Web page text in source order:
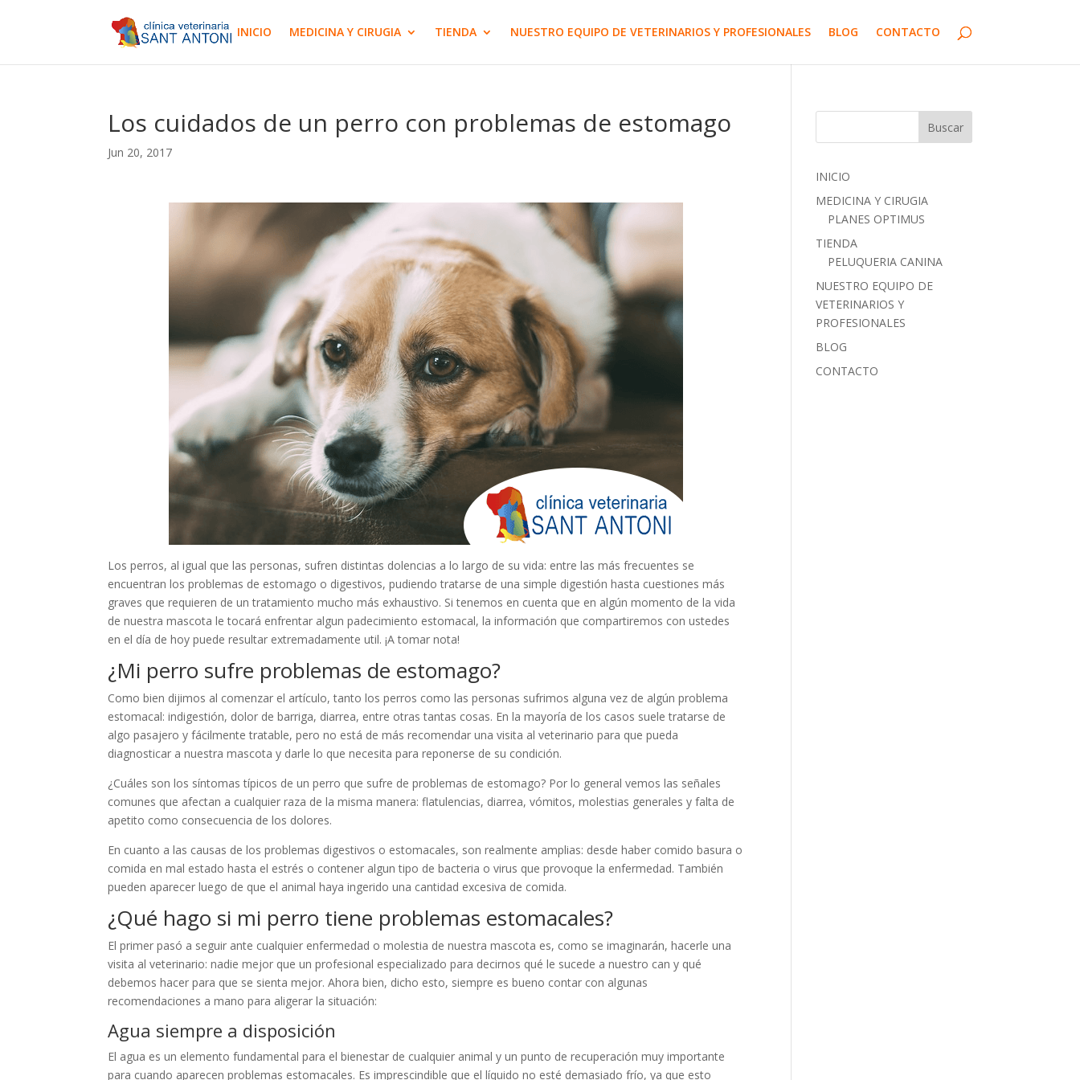
INICIO MEDICINA Y CIRUGIA TIENDA NUESTRO EQUIPO DE VETERINARIOS Y PROFESIONALES BLOG CONTACTO
Los cuidados de un perro con problemas de estomago
Jun 20, 2017
Los perros, al igual que las personas, sufren distintas dolencias a lo largo de su vida: entre las más frecuentes se
encuentran los problemas de estomago o digestivos, pudiendo tratarse de una simple digestión hasta cuestiones más
graves que requieren de un tratamiento mucho más exhaustivo. Si tenemos en cuenta que en algún momento de la vida
de nuestra mascota le tocará enfrentar algun padecimiento estomacal, la información que compartiremos con ustedes
en el día de hoy puede resultar extremadamente util. ¡A tomar nota!
¿Mi perro sufre problemas de estomago?
Como bien dijimos al comenzar el artículo, tanto los perros como las personas sufrimos alguna vez de algún problema
estomacal: indigestión, dolor de barriga, diarrea, entre otras tantas cosas. En la mayoría de los casos suele tratarse de
algo pasajero y fácilmente tratable, pero no está de más recomendar una visita al veterinario para que pueda
diagnosticar a nuestra mascota y darle lo que necesita para reponerse de su condición.
¿Cuáles son los síntomas típicos de un perro que sufre de problemas de estomago? Por lo general vemos las señales
comunes que afectan a cualquier raza de la misma manera: flatulencias, diarrea, vómitos, molestias generales y falta de
apetito como consecuencia de los dolores.
En cuanto a las causas de los problemas digestivos o estomacales, son realmente amplias: desde haber comido basura o
comida en mal estado hasta el estrés o contener algun tipo de bacteria o virus que provoque la enfermedad. También
pueden aparecer luego de que el animal haya ingerido una cantidad excesiva de comida.
¿Qué hago si mi perro tiene problemas estomacales?
El primer pasó a seguir ante cualquier enfermedad o molestia de nuestra mascota es, como se imaginarán, hacerle una
visita al veterinario: nadie mejor que un profesional especializado para decirnos qué le sucede a nuestro can y qué
debemos hacer para que se sienta mejor. Ahora bien, dicho esto, siempre es bueno contar con algunas
recomendaciones a mano para aligerar la situación:
Agua siempre a disposición
El agua es un elemento fundamental para el bienestar de cualquier animal y un punto de recuperación muy importante
para cuando aparecen problemas estomacales. Es imprescindible que el líquido no esté demasiado frío, ya que esto
INICIO
MEDICINA Y CIRUGIA
PLANES OPTIMUS
TIENDA
PELUQUERIA CANINA
NUESTRO EQUIPO DE
VETERINARIOS Y
PROFESIONALES
BLOG
CONTACTO